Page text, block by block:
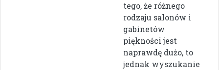
tego, że różnego
rodzaju salonów i
gabinetów
piękności jest
naprawdę dużo, to
jednak wyszukanie